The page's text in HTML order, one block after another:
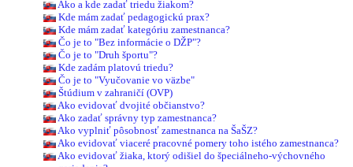
Ako a kde zadať triedu žiakom?
Kde mám zadať pedagogickú prax?
Kde mám zadať kategóriu zamestnanca?
Čo je to "Bez informácie o DŽP"?
Čo je to "Druh športu"?
Kde zadám platovú triedu?
Čo je to "Vyučovanie vo väzbe"
Štúdium v zahraničí (OVP)
Ako evidovať dvojité občianstvo?
Ako zadať správny typ zamestnanca?
Ako vyplniť pôsobnosť zamestnanca na ŠaŠZ?
Ako evidovať viaceré pracovné pomery toho istého zamestnanca?
Ako evidovať žiaka, ktorý odišiel do špeciálneho-výchovného